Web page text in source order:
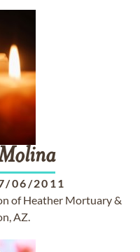
06/2011
of Heather Mortuary &
AZ.